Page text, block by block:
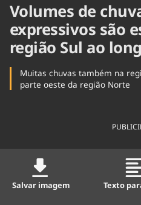
Volumes de
expressivos são
região Sul ao
Muitas chuvas também na
parte oeste da região Norte
Salvar imagem Texto